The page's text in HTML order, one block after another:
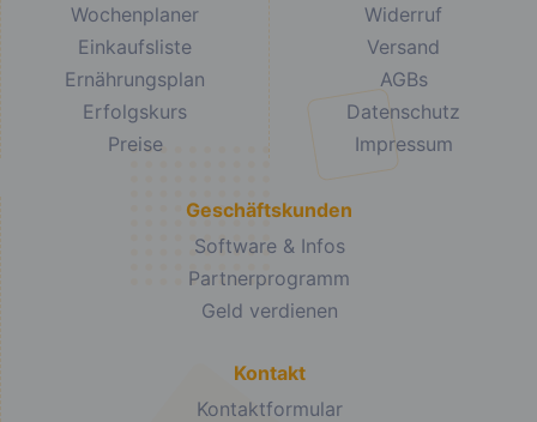
Wochenplaner
Einkaufsliste
Ernährungsplan
Erfolgskurs
Preise
Widerruf
Versand
AGBs
Datenschutz
Impressum
Geschäftskunden
Software & Infos
Partnerprogramm
Geld verdienen
Kontakt
Kontaktformular